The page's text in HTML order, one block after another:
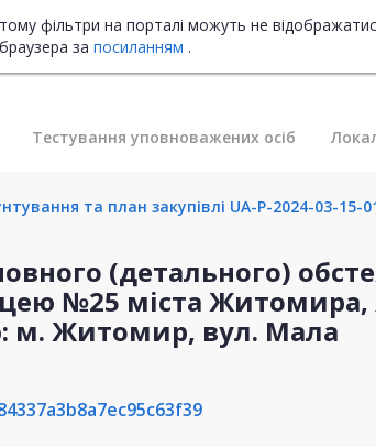
фільтри на порталі можуть не
за посиланням .
Тестування уповноважених осіб
та план закупівлі UA-P-2024-03-15-
(детального)
№25 міста Житомира,
м. Житомир, вул. Мала